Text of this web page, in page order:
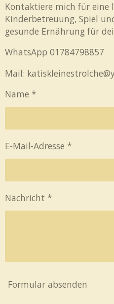
Kontaktiere mich für eine
Kinderbetreuung, Spiel
gesunde Ernährung für
WhatsApp 01784798857
Mail:
Name *
E-Mail-Adresse *
Nachricht *
Formular absenden